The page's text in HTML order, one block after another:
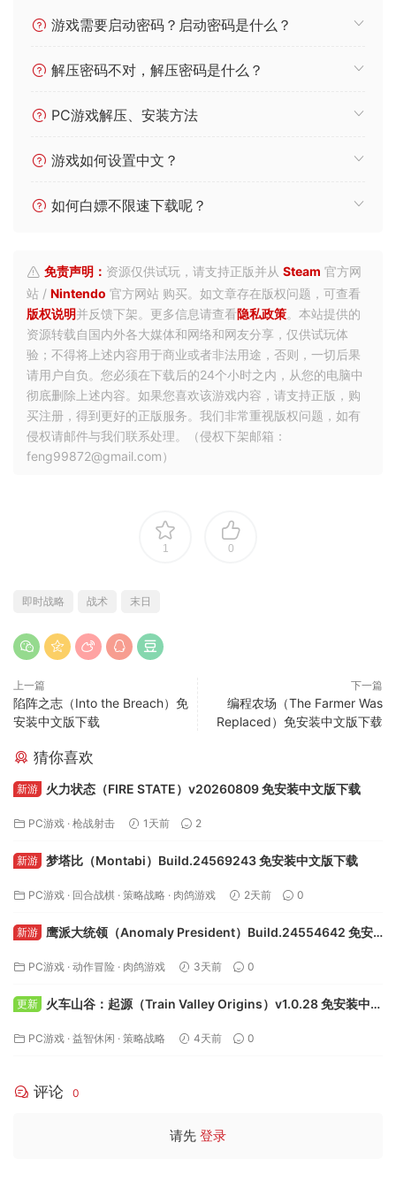
游戏需要启动密码？启动密码是什么？
解压密码不对，解压密码是什么？
PC游戏解压、安装方法
游戏如何设置中文？
如何白嫖不限速下载呢？
免责声明： 资源仅供试玩，请支持正版并从 Steam 官方网
站 / Nintendo 官方网站 购买。如文章存在版权问题，可查看
版权说明并反馈下架。更多信息请查看隐私政策。本站提供的
资源转载自国内外各大媒体和网络和网友分享，仅供试玩体
验；不得将上述内容用于商业或者非法用途，否则，一切后果
请用户自负。您必须在下载后的24个小时之内，从您的电脑中
彻底删除上述内容。如果您喜欢该游戏内容，请支持正版，购
买注册，得到更好的正版服务。我们非常重视版权问题，如有
侵权请邮件与我们联系处理。（侵权下架邮箱：
feng99872@gmail.com）
1 0
即时战略 战术 末日
上一篇
陷阵之志（Into the Breach）免
安装中文版下载
下一篇
编程农场（The Farmer Was
Replaced）免安装中文版下载
猜你喜欢
新游 火力状态（FIRE STATE）v20260809 免安装中文版下载
PC游戏 · 枪战射击 1天前 2
新游 梦塔比（Montabi）Build.24569243 免安装中文版下载
PC游戏 · 回合战棋 · 策略战略 · 肉鸽游戏 2天前 0
新游 鹰派大统领（Anomaly President）Build.24554642 免安
PC游戏 · 动作冒险 · 肉鸽游戏 3天前 0
更新
火车山谷：起源（Train Valley Origins）v1.0.28 免安装中文
PC游戏 · 益智休闲 · 策略战略 4天前 0
评论 0
请先 登录